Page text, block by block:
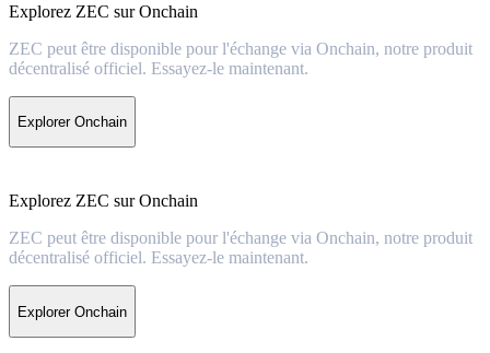
Explorez ZEC sur Onchain
ZEC peut être disponible pour l'échange via Onchain, notre produit
décentralisé officiel. Essayez-le maintenant.
Explorer Onchain
Explorez ZEC sur Onchain
ZEC peut être disponible pour l'échange via Onchain, notre produit
décentralisé officiel. Essayez-le maintenant.
Explorer Onchain